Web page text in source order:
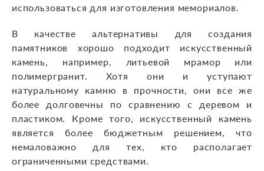
использоваться для изготовления мемориалов.
В качестве альтернативы для создания
памятников хорошо подходит искусственный
камень, например, литьевой мрамор или
полимергранит. Хотя они и уступают
натуральному камню в прочности, они все же
более долговечны по сравнению с деревом и
пластиком. Кроме того, искусственный камень
является более бюджетным решением, что
немаловажно для тех, кто располагает
ограниченными средствами.